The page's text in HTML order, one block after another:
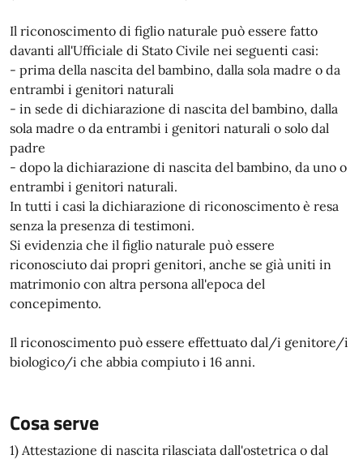
Il riconoscimento di figlio naturale può essere fatto
davanti all'Ufficiale di Stato Civile nei seguenti casi:
- prima della nascita del bambino, dalla sola madre o da
entrambi i genitori naturali
- in sede di dichiarazione di nascita del bambino, dalla
sola madre o da entrambi i genitori naturali o solo dal
padre
- dopo la dichiarazione di nascita del bambino, da uno o
entrambi i genitori naturali.
In tutti i casi la dichiarazione di riconoscimento è resa
senza la presenza di testimoni.
Si evidenzia che il figlio naturale può essere
riconosciuto dai propri genitori, anche se già uniti in
matrimonio con altra persona all'epoca del
concepimento.
Il riconoscimento può essere effettuato dal/i genitore/i
biologico/i che abbia compiuto i 16 anni.
Cosa serve
1) Attestazione di nascita rilasciata dall'ostetrica o dal